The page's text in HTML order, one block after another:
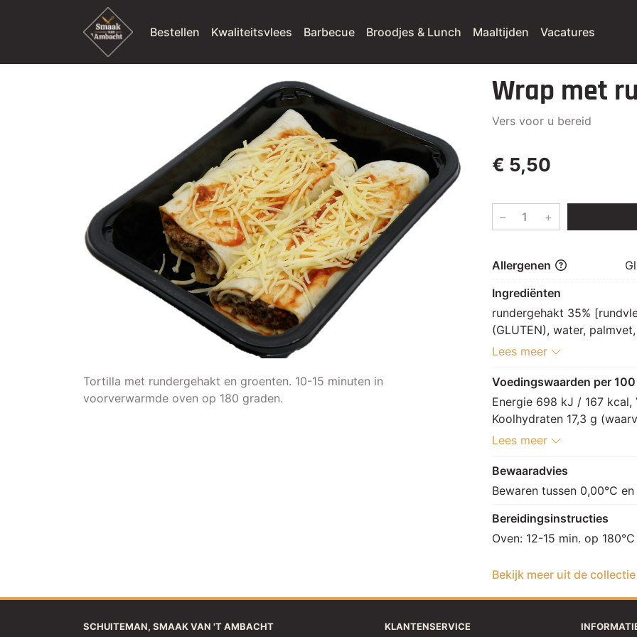
Bestellen Kwaliteitsvlees Barbecue Broodjes & Lunch Maaltijden Vacatures
Tortilla met rundergehakt en groenten. 10-15 minuten in
voorverwarmde oven op 180 graden.
Wrap met
Vers voor u bereid
€ 5,50
– +
Allergenen
Ingrediënten
rundergehakt 35%
(GLUTEN), water,
rijsmiddel: E450, E500,
paprika 15%, rode paprika
[tomatenpuree, water,
olijfolie, zout,
specerij, specerijextract,
E270, conserveermiddel:
[gepasteuriseerde MELK,
stremsel, kleurstof: E160b,
kruiden 2% [zout,
MOSTERDzaad,
nootmuskaat],
eiwithydrolysaat (SOJA),
knoflookpoeder,
uipoeder, gistextract,
Lees meer
Voedingswaarden per
Energie 698 kJ / 167
Koolhydraten 17,3 g
g, Zout 1,1 g.
Lees meer
Bewaaradvies
Bewaren tussen 0,00°C en
Bereidingsinstructies
Oven: 12-15 min. op 180°C
Bekijk meer uit de
SCHUITEMAN, SMAAK VAN 'T AMBACHT KLANTENSERVICE